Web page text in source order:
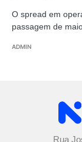
O spread em
passagem de
ADMIN
Rua